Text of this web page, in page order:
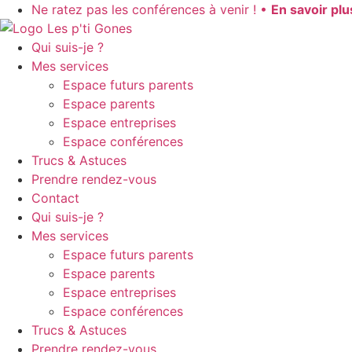
Aller
au
contenu
Ne ratez pas les conférences à venir ! • En savoir
Qui suis-je ?
Mes services
Espace futurs parents
Espace parents
Espace entreprises
Espace conférences
Trucs & Astuces
Prendre rendez-vous
Contact
Qui suis-je ?
Mes services
Espace futurs parents
Espace parents
Espace entreprises
Espace conférences
Trucs & Astuces
Prendre rendez-vous